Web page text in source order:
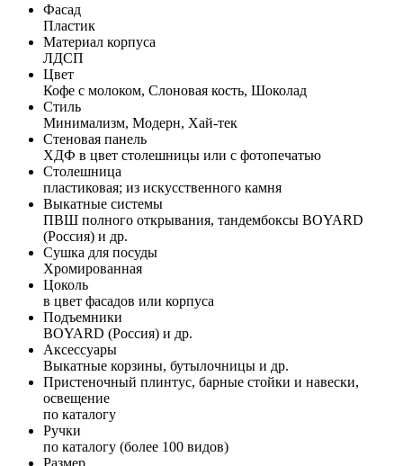
Фасад
Пластик
Материал корпуса
ЛДСП
Цвет
Кофе с молоком, Слоновая кость, Шоколад
Стиль
Минимализм, Модерн, Хай-тек
Стеновая панель
ХДФ в цвет столешницы или с фотопечатью
Столешница
пластиковая; из искусственного камня
Выкатные системы
ПВШ полного открывания, тандембоксы BOYARD
(Россия) и др.
Сушка для посуды
Хромированная
Цоколь
в цвет фасадов или корпуса
Подъемники
BOYARD (Россия) и др.
Аксессуары
Выкатные корзины, бутылочницы и др.
Пристеночный плинтус, барные стойки и навески,
освещение
по каталогу
Ручки
по каталогу (более 100 видов)
Размер